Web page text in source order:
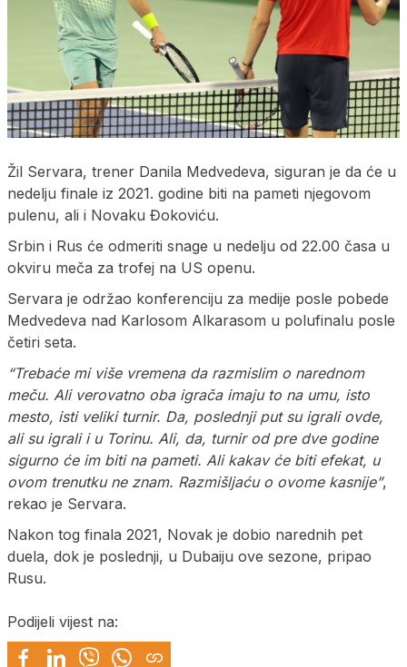
Žil Servara, trener Danila Medvedeva, siguran je da će u
nedelju finale iz 2021. godine biti na pameti njegovom
pulenu, ali i Novaku Đokoviću.
Srbin i Rus će odmeriti snage u nedelju od 22.00 časa u
okviru meča za trofej na US openu.
Servara je održao konferenciju za medije posle pobede
Medvedeva nad Karlosom Alkarasom u polufinalu posle
četiri seta.
“Trebaće mi više vremena da razmislim o narednom
meču. Ali verovatno oba igrača imaju to na umu, isto
mesto, isti veliki turnir. Da, poslednji put su igrali ovde,
ali su igrali i u Torinu. Ali, da, turnir od pre dve godine
sigurno će im biti na pameti. Ali kakav će biti efekat, u
ovom trenutku ne znam. Razmišljaću o ovome kasnije”,
rekao je Servara.
Nakon tog finala 2021, Novak je dobio narednih pet
duela, dok je poslednji, u Dubaiju ove sezone, pripao
Rusu.
Podijeli vijest na: